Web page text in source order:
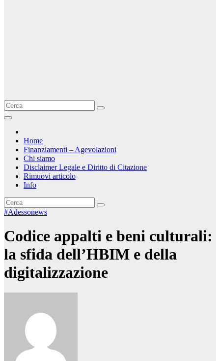
Home
Finanziamenti – Agevolazioni
Chi siamo
Disclaimer Legale e Diritto di Citazione
Rimuovi articolo
Info
#Adessonews
Codice appalti e beni culturali:
la sfida dell’HBIM e della
digitalizzazione